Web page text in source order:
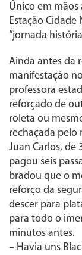
Único em
Estação
“jornada
Ainda antes da
manifestação
professora
reforçado de
roleta ou
rechaçada pelo
Juan Carlos, de
pagou seis
bradou que o
reforço da
descer para
para todo o
minutos antes.
– Havia uns